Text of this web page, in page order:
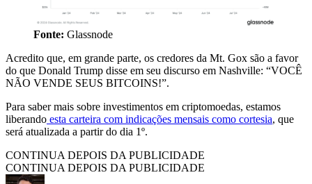
Fonte: Glassnode
Acredito que, em grande parte, os credores da Mt. Gox são a favor
do que Donald Trump disse em seu discurso em Nashville: “VOCÊ
NÃO VENDE SEUS BITCOINS!”.
Para saber mais sobre investimentos em criptomoedas, estamos
liberando esta carteira com indicações mensais como cortesia, que
será atualizada a partir do dia 1º.
CONTINUA DEPOIS DA PUBLICIDADE
CONTINUA DEPOIS DA PUBLICIDADE